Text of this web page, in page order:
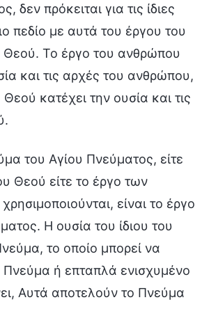
δεν πρόκειται για τις ίδιες
πεδίο με αυτά του έργου του
Το έργο του ανθρώπου
και τις αρχές του ανθρώπου,
κατέχει την ουσία και τις
του Αγίου Πνεύματος, είτε
Θεού είτε το έργο των
είναι το έργο
Η ουσία του ίδιου του
το οποίο μπορεί να
Πνεύμα ή επταπλά ενισχυμένο
Αυτά αποτελούν το Πνεύμα